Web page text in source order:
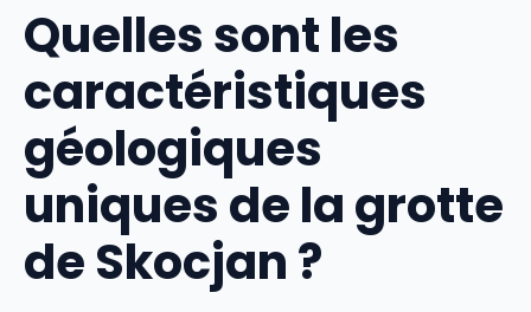
Quelles sont les
caractéristiques
géologiques
uniques de la grotte
de Skocjan ?